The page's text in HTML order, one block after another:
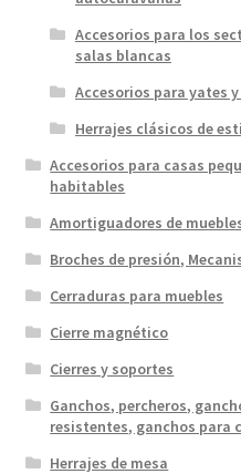
Accesorios para los
salas blancas
Accesorios para yates
Herrajes clásicos de
Accesorios para casas
habitables
Amortiguadores de
Broches de presión,
Cerraduras para muebles
Cierre magnético
Cierres y soportes
Ganchos, percheros,
resistentes, ganchos para
Herrajes de mesa